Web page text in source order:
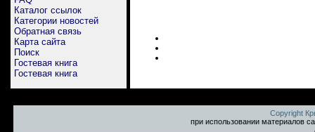
Каталог ссылок
Категории новостей
Обратная связь
Карта сайта
Поиск
Гостевая книга
Гостевая книга
Copyright
при использовании материалов